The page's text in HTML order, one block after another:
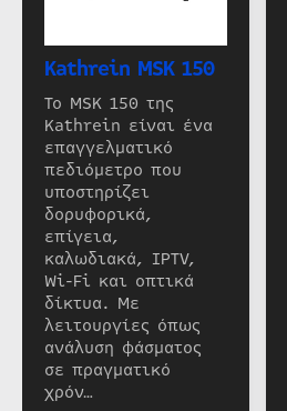
Kathrein MSK 150
Το MSK 150 της
Kathrein είναι ένα
επαγγελματικό
πεδιόμετρο που
υποστηρίζει
δορυφορικά,
επίγεια,
καλωδιακά, IPTV,
Wi-Fi και οπτικά
δίκτυα. Με
λειτουργίες όπως
ανάλυση φάσματος
σε πραγματικό
χρόν…